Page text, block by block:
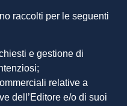
raccolti per le seguenti
e gestione di
relative a
dell’Editore e/o di suoi